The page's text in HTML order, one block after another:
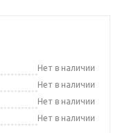
Нет в наличии
Нет в наличии
Нет в наличии
Нет в наличии